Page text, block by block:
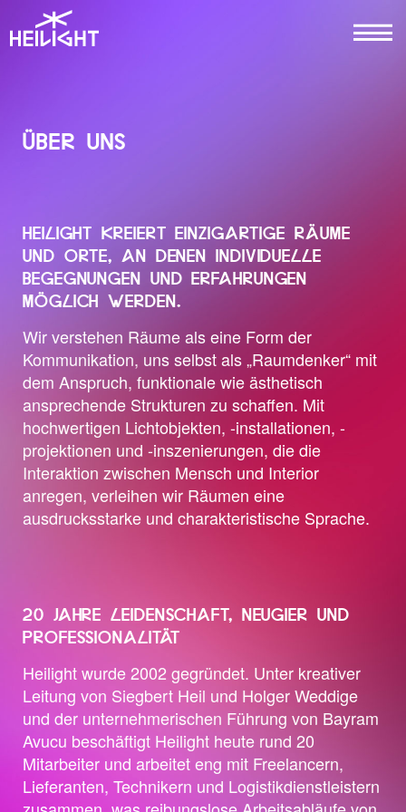
ÜBER UNS
HEILIGHT KREIERT EINZIGARTIGE RÄUME
UND ORTE, AN DENEN INDIVIDUELLE
BEGEGNUNGEN UND ERFAHRUNGEN
MÖGLICH WERDEN.
Wir verstehen Räume als eine Form der
Kommunikation, uns selbst als „Raumdenker“ mit
dem Anspruch, funktionale wie ästhetisch
ansprechende Strukturen zu schaffen. Mit
hochwertigen Lichtobjekten, -installationen, -
projektionen und -inszenierungen, die die
Interaktion zwischen Mensch und Interior
anregen, verleihen wir Räumen eine
ausdrucksstarke und charakteristische Sprache.
20 JAHRE LEIDENSCHAFT, NEUGIER UND
PROFESSIONALITÄT
Heilight wurde 2002 gegründet. Unter kreativer
Leitung von Siegbert Heil und Holger Weddige
und der unternehmerischen Führung von Bayram
Avucu beschäftigt Heilight heute rund 20
Mitarbeiter und arbeitet eng mit Freelancern,
Lieferanten, Technikern und Logistikdienstleistern